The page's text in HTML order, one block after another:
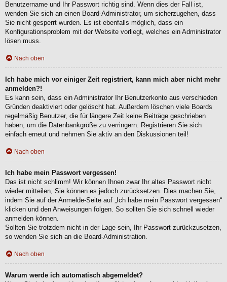
Benutzername und Ihr Passwort richtig sind. Wenn dies der Fall ist,
wenden Sie sich an einen Board-Administrator, um sicherzugehen, dass
Sie nicht gesperrt wurden. Es ist ebenfalls möglich, dass ein
Konfigurationsproblem mit der Website vorliegt, welches ein Administrator
lösen muss.
Nach oben
Ich habe mich vor einiger Zeit registriert, kann mich aber nicht mehr
anmelden?!
Es kann sein, dass ein Administrator Ihr Benutzerkonto aus verschieden
Gründen deaktiviert oder gelöscht hat. Außerdem löschen viele Boards
regelmäßig Benutzer, die für längere Zeit keine Beiträge geschrieben
haben, um die Datenbankgröße zu verringern. Registrieren Sie sich
einfach erneut und nehmen Sie aktiv an den Diskussionen teil!
Nach oben
Ich habe mein Passwort vergessen!
Das ist nicht schlimm! Wir können Ihnen zwar Ihr altes Passwort nicht
wieder mitteilen, Sie können es jedoch zurücksetzen. Dies machen Sie,
indem Sie auf der Anmelde-Seite auf „Ich habe mein Passwort vergessen“
klicken und den Anweisungen folgen. So sollten Sie sich schnell wieder
anmelden können.
Sollten Sie trotzdem nicht in der Lage sein, Ihr Passwort zurückzusetzen,
so wenden Sie sich an die Board-Administration.
Nach oben
Warum werde ich automatisch abgemeldet?